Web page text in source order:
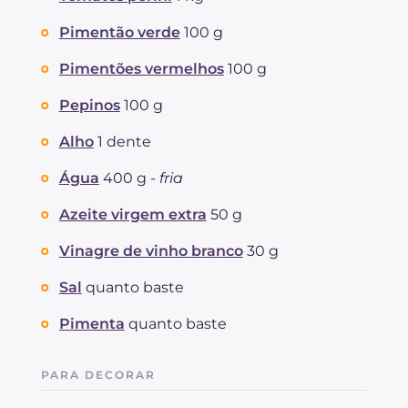
Pimentão verde 100 g
Pimentões vermelhos 100 g
Pepinos 100 g
Alho 1 dente
Água 400 g - fria
Azeite virgem extra 50 g
Vinagre de vinho branco 30 g
Sal quanto baste
Pimenta quanto baste
PARA DECORAR